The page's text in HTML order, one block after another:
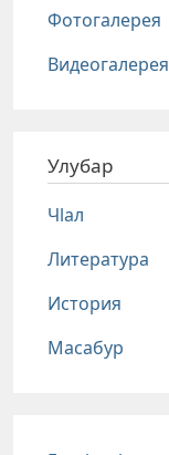
Фотогалерея
Видеогалерея
Улубар
Чlал
Литература
История
Масабур
Соц сети